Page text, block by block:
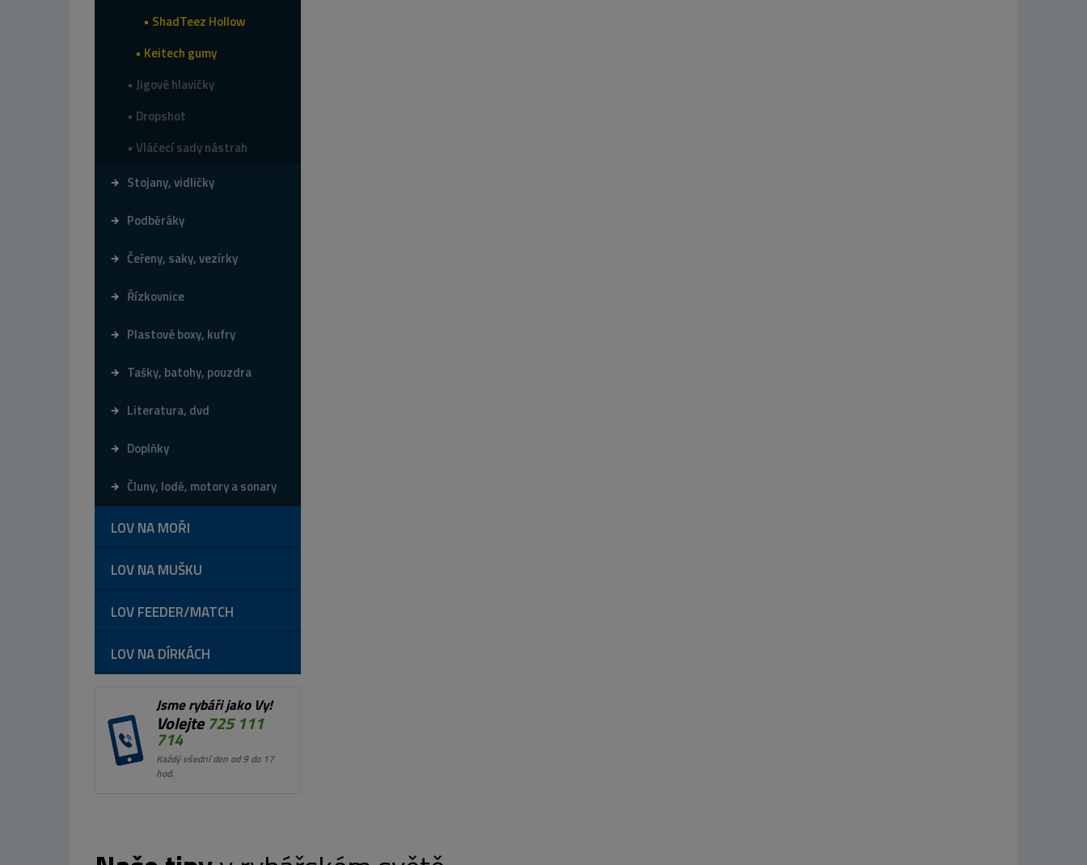
ShadTeez Hollow
Keitech gumy
Jigové hlavičky
Dropshot
Vláčecí sady nástrah
Stojany, vidličky
Podběráky
Čeřeny, saky, vezírky
Řízkovnice
Plastové boxy, kufry
Tašky, batohy, pouzdra
Literatura, dvd
Doplňky
Čluny, lodě, motory a sonary
LOV NA MOŘI
LOV NA MUŠKU
LOV FEEDER/MATCH
LOV NA DÍRKÁCH
Jsme rybáři jako Vy!
Volejte725 111
714
Každý všední den od 9 do 17
hod.